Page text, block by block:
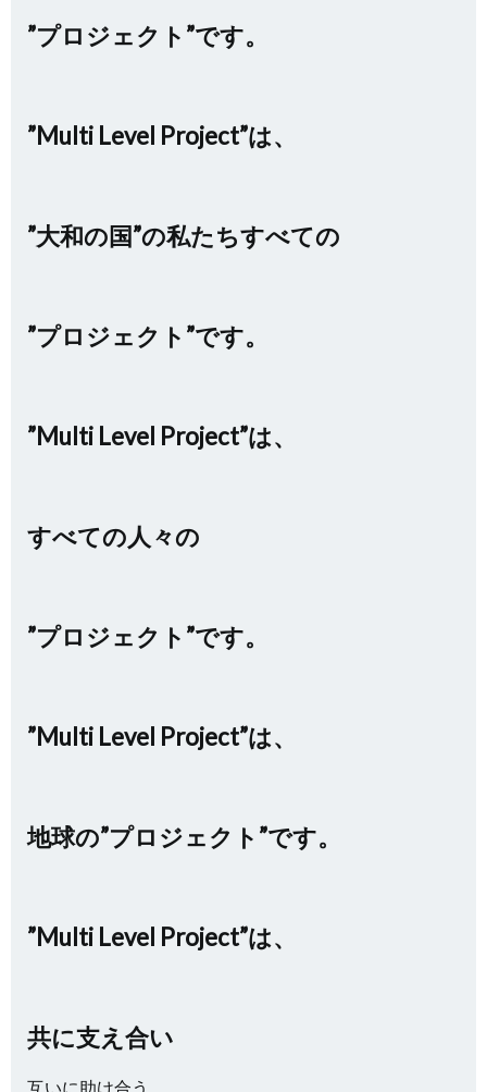
”プロジェクト”です。
”Multi Level Project”は、
”大和の国”の私たちすべての
”プロジェクト”です。
”Multi Level Project”は、
すべての人々の
”プロジェクト”です。
”Multi Level Project”は、
地球の”プロジェクト”です。
”Multi Level Project”は、
共に支え合い
互いに助け合う